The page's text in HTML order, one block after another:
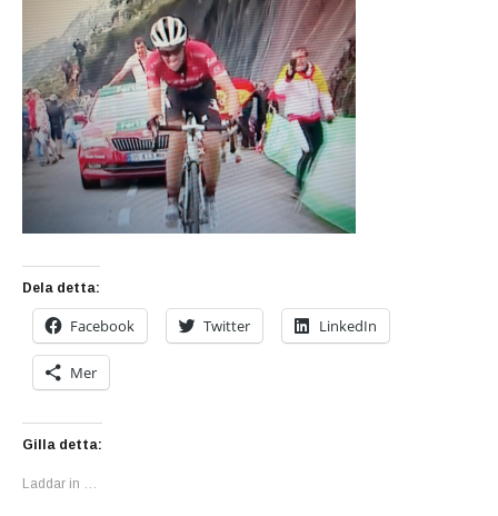
Dela detta:
Facebook Twitter LinkedIn
Mer
Gilla detta:
Laddar in …